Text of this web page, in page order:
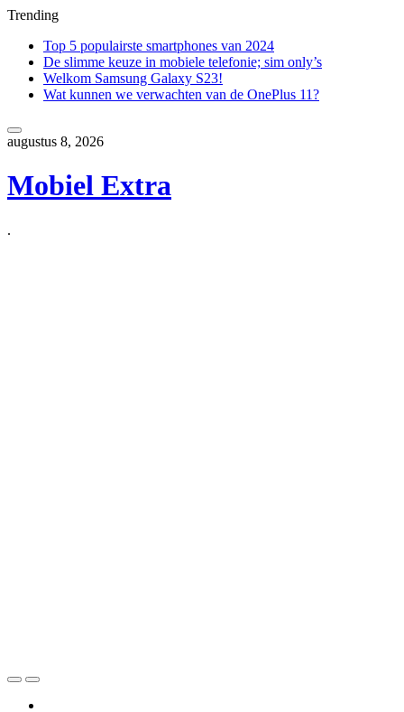
Trending
Top 5 populairste smartphones van 2024
De slimme keuze in mobiele telefonie; sim only’s
Welkom Samsung Galaxy S23!
Wat kunnen we verwachten van de OnePlus 11?
to
augustus 8, 2026
Mobiel Extra
.